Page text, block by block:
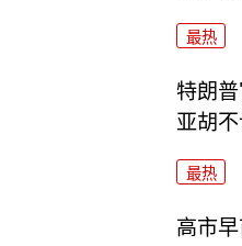
最热
特朗普
亚胡
最热
高市